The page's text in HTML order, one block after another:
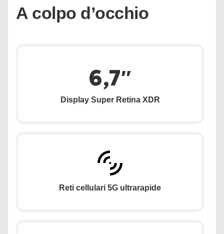
A colpo d’occhio
6,7″
Display Super Retina XDR
Reti cellulari 5G ultrarapide